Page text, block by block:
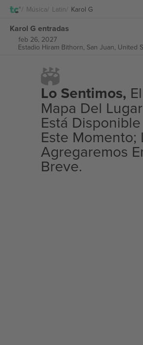
Música Latin Karol G
Karol G entradas
feb 26, 2027
Estadio Hiram Bithorn, San Juan, United
Lo Sentimos, El
Mapa Del
Está Disponible
Este Momento;
Agregaremos
Breve.